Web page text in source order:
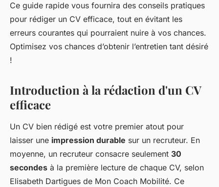
Ce guide rapide vous fournira des conseils pratiques
pour rédiger un CV efficace, tout en évitant les
erreurs courantes qui pourraient nuire à vos chances.
Optimisez vos chances d’obtenir l’entretien tant désiré
!
Introduction à la rédaction d'un CV
efficace
Un CV bien rédigé est votre premier atout pour
laisser une impression durable sur un recruteur. En
moyenne, un recruteur consacre seulement 30
secondes à la première lecture de chaque CV, selon
Elisabeth Dartigues de Mon Coach Mobilité. Ce